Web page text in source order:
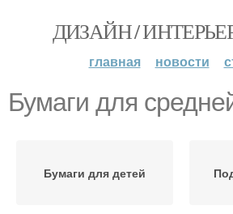
ДИЗАЙН /
главная новости
Бумаги для
Бумаги для детей